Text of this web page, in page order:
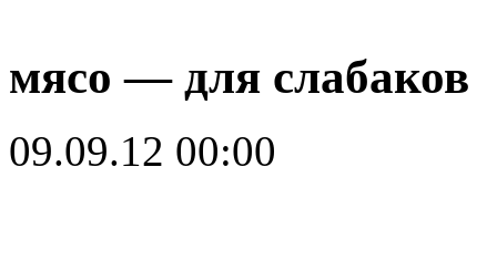
мясо — для слабаков
09.09.12 00:00